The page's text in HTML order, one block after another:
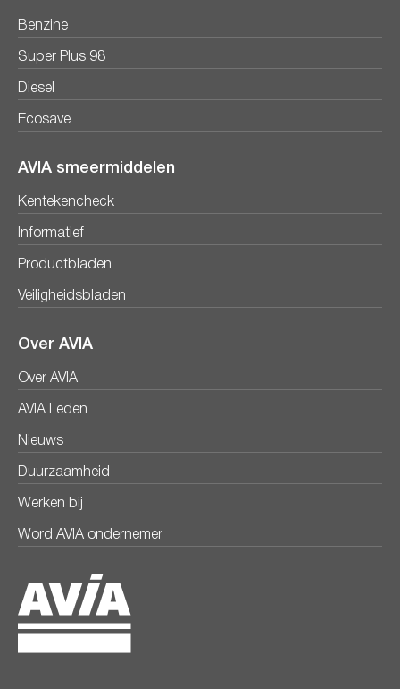
Benzine
Super Plus 98
Diesel
Ecosave
AVIA smeermiddelen
Kentekencheck
Informatief
Productbladen
Veiligheidsbladen
Over AVIA
Over AVIA
AVIA Leden
Nieuws
Duurzaamheid
Werken bij
Word AVIA ondernemer